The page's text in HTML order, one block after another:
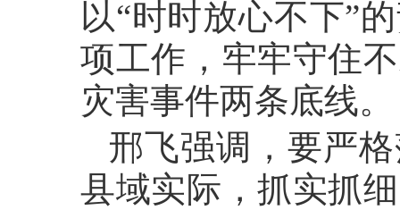
以“时时放心不下”
项工作，牢牢守住
灾害事件两条底线
邢飞强调，要严
县域实际，抓实抓